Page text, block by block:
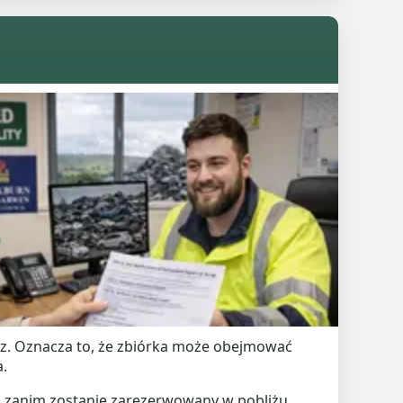
Oznacza to, że zbiórka może obejmować